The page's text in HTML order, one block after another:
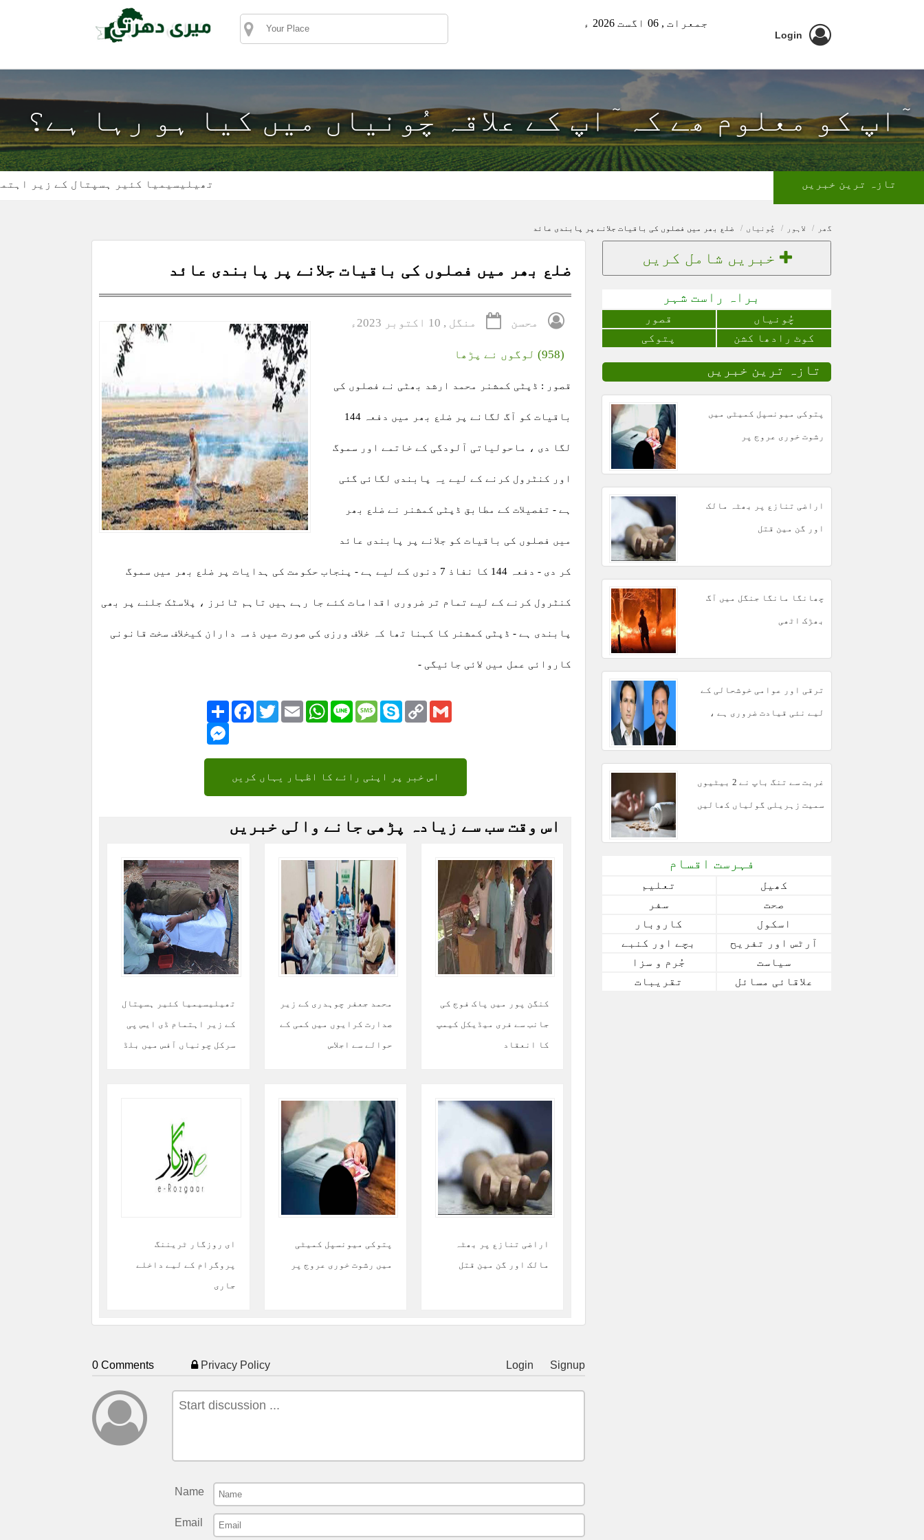
جمعرات , 06 اگست 2026 ء
Login
ٓاپ کو معلوم ھے کہ ٓاپ کے علاقہ چُونياں میں کیا ہو رہا ہے؟
تھیلیسیمیا کئیر ہسپتال کے زیر اہتمام تازہ ترین خبریں
گھر لاہور چُونياں ضلع بھر میں فصلوں کی باقیات جلانے پر پابندی عائد
ضلع بھر میں فصلوں کی باقیات جلانے پر پابندی عائد
محسن منگل , 10 اکتوبر 2023ء
(958) لوگوں نے پڑھا
قصور : ڈپٹی کمشنر محمد ارشد بھٹی نے فصلوں کی
باقیات کو آگ لگانے پر ضلع بھر میں دفعہ 144
لگا دی ، ماحولیاتی آلودگی کے خاتمے اور سموگ
اور کنٹرول کرنے کے لیے یہ پابندی لگائی گئی
ہے - تفصیلات کے مطابق ڈپٹی کمشنر نے ضلع بھر
میں فصلوں کی باقیات کو جلانے پر پابندی عائد
کر دی - دفعہ 144 کا نفاذ 7 دنوں کے لیے ہے - پنجاب حکومت کی ہدایات پر ضلع بھر میں سموگ
کنٹرول کرنے کے لیے تمام تر ضروری اقدامات کئے جا رہے ہیں تاہم ٹائرز ، پلاسٹک جلنے پر بھی
پابندی ہے - ڈپٹی کمشنر کا کہنا تھا کہ خلاف ورزی کی صورت میں ذمہ داران کیخلاف سخت قانونی
کاروائی عمل میں لائی جائیگی -
ShareFacebook
TwitterEmailWhatsApp
Line Message
SkypeCopy
Link
Gmail
Messenger
اس خبر پر اپنی رائے کا اظہار یہاں کریں
اس وقت سب سے زیادہ پڑھی جانے والی خبریں
تھیلیسیمیا کئیر ہسپتال
کے زیر اہتمام ڈی ایس پی
سرکل چونیاں آفس میں بلڈ
محمد جعفر چوہدری کے زیر
صدارت کرایوں میں کمی کے
حوالے سے اجلاس
کنگن پور میں پاک فوج کی
جانب سے فری میڈیکل کیمپ
کا انعقاد
ای روزگار ٹریننگ
پروگرام کے لیے داخلے
جاری
پتوکی میونسپل کمیٹی
میں رشوت خوری عروج پر
اراضی تنازع پر بھٹہ
مالک اور گن مین قتل
0 Comments Privacy Policy Login Signup
Name
Email
خبریں شامل کریں
براہ راست شہر
چُونياں
قصور
کوٹ رادھا کشن
پتوکی
تازہ ترین خبریں
پتوکی میونسپل کمیٹی میں
رشوت خوری عروج پر
اراضی تنازع پر بھٹہ مالک
اور گن مین قتل
چھانگا مانگا جنگل میں آگ
بھڑک اٹھی
ترقی اور عوامی خوشحالی کے
لیے نئی قیادت ضروری ہے ،
غربت سے تنگ باپ نے 2 بیٹیوں
سمیت زہریلی گولیاں کھالیں
فہرست اقسام
کھیل
تعلیم
صحت
سفر
اسکول
کاروبار
آرٹس اور تفریح
بچے اور کنبے
سیاست
جُرم و سزا
علاقائی مسائل
تقریبات